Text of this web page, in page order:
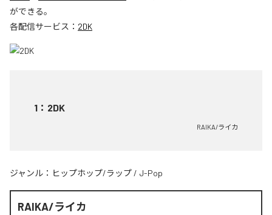
ができる。
各配信サービス： 2DK
1 ： 2DK
RAIKA/ライカ
ジャンル： ヒップホップ/ラップ / J-Pop
RAIKA/ライカ